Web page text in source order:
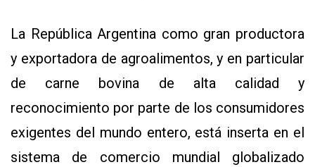
CONTÁCTENOS
TÉRMINOS
CONDICIONES
La República Argentina como gran productora
y exportadora de agroalimentos, y en particular
de carne bovina de alta calidad y
reconocimiento por parte de los consumidores
exigentes del mundo entero, está inserta en el
sistema de comercio mundial globalizado